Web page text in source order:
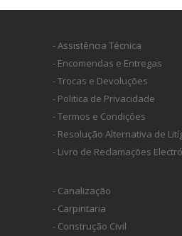
- Assistência Técnica
- Encomendas e Entregas
- Trocas e Devoluções
- Politica de Privacidade
- Termos e Condições
- Resolução Alternativa de
- Livro de Reclamações
- Canalização
- Carpintaria
- Construção Civil